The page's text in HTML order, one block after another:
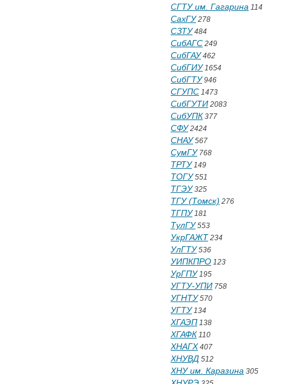
СГТУ им. Гагарина 114
СахГУ278
СЗТУ484
СибАГС 249
СибГАУ462
СибГИУ1654
СибГТУ946
СГУПС 1473
СибГУТИ 2083
СибУПК 377
СФУ2424
СНАУ567
СумГУ768
ТРТУ149
ТОГУ551
ТГЭУ325
ТГУ (Томск) 276
ТГПУ181
ТулГУ553
УкрГАЖТ 234
УлГТУ536
УИПКПРО 123
УрГПУ195
УГТУ-УПИ 758
УГНТУ570
УГТУ134
ХГАЭП 138
ХГАФК 110
ХНАГХ 407
ХНУВД 512
ХНУ им. Каразина 305